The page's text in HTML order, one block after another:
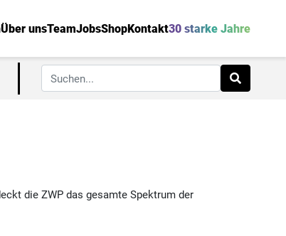
Über unsTeamJobsShopKontakt30 starke Jahre
die ZWP das gesamte Spektrum der